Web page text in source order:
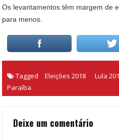
Os levantamentos têm margem de
para menos.
Tagged Eleições 2018 Lula
Paraíba
Deixe um comentário